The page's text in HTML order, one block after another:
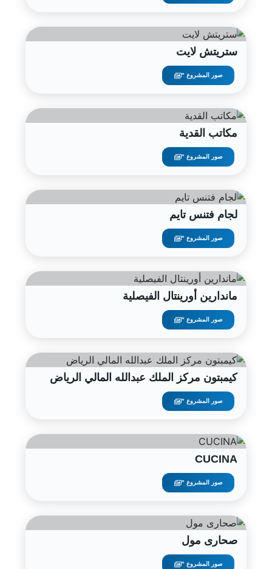
ستريتش لايت
صور المشروع "
مكاتب القدية
صور المشروع "
لجام فتنس تايم
صور المشروع "
ماندارين أورينتال الفيصلية
صور المشروع "
كيمبتون مركز الملك عبدالله المالي الرياض
صور المشروع "
CUCINA
صور المشروع "
صحارى مول
صور المشروع "